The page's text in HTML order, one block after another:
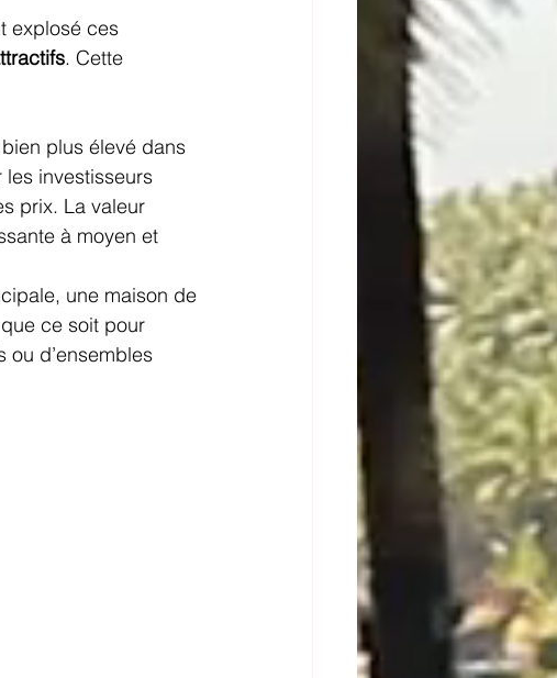
explosé ces
. Cette
plus élevé dans
investisseurs
prix. La valeur
à moyen et
une maison de
ce soit pour
ou d’ensembles